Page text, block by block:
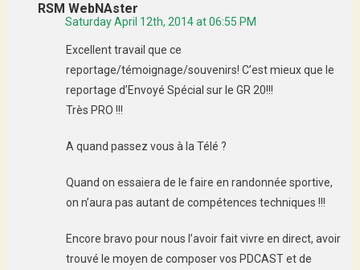
RSM WebNAster
Saturday April 12th, 2014 at 06:55 PM
Excellent travail que ce
reportage/témoignage/souvenirs! C’est mieux que le
reportage d’Envoyé Spécial sur le GR 20!!!
Très PRO !!!
A quand passez vous à la Télé ?
Quand on essaiera de le faire en randonnée sportive,
on n’aura pas autant de compétences techniques !!!
Encore bravo pour nous l’avoir fait vivre en direct, avoir
trouvé le moyen de composer vos PDCAST et de